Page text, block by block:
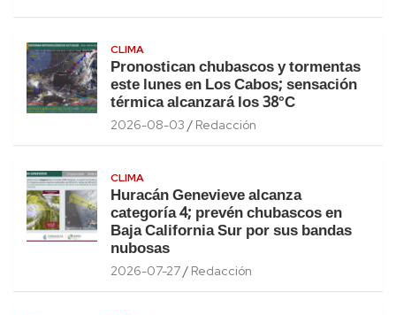
CLIMA
Pronostican chubascos y tormentas
este lunes en Los Cabos; sensación
térmica alcanzará los 38°C
2026-08-03 Redacción
CLIMA
Huracán Genevieve alcanza
categoría 4; prevén chubascos en
Baja California Sur por sus bandas
nubosas
2026-07-27 Redacción